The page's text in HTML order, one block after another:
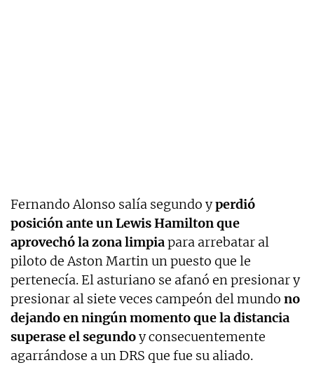
Fernando Alonso salía segundo yperdió
posición ante un Lewis Hamilton que
aprovechó la zona limpiapara arrebatar al
piloto de Aston Martin un puesto que le
pertenecía. El asturiano se afanó en presionar y
presionar al siete veces campeón del mundo no
dejando en ningún momento que la distancia
superase el segundoy consecuentemente
agarrándose a un DRS que fue su aliado.